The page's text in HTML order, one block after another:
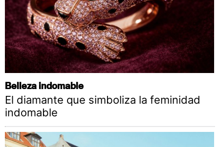
Belleza indomable
El diamante que simboliza la feminidad
indomable